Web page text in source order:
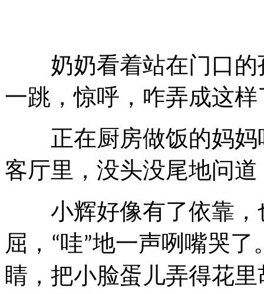
奶奶看着站在门口的
一跳，惊呼，咋弄成这样
正在厨房做饭的妈妈
客厅里，没头没尾地问
小辉好像有了依靠，
屈， “哇”地一声咧嘴哭了
睛，把小脸蛋儿弄得花